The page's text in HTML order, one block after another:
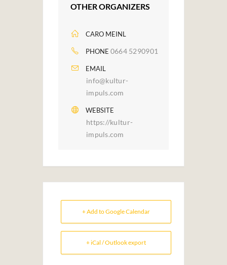
OTHER ORGANIZERS
CARO MEINL
PHONE 0664 5290901
EMAIL
info@kultur-
impuls.com
WEBSITE
https://kultur-
impuls.com
+ Add to Google Calendar
+ iCal / Outlook export